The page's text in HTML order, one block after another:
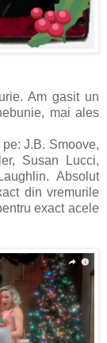
Am gasit un
mai ales
pe:J.B. Smoove,
Susan Lucci,
Absolut
din vremurile
exact acele